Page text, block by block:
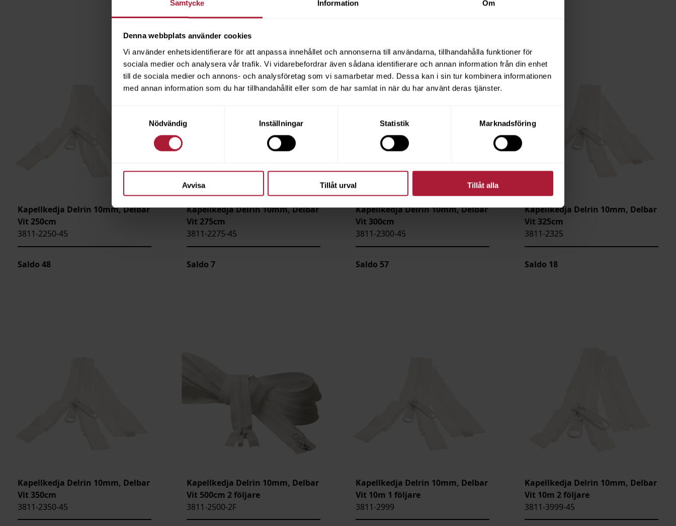
Samtycke Information Om
Denna webbplats använder cookies
Vi använder enhetsidentifierare för att anpassa innehållet och annonserna till användarna, tillhandahålla funktioner för
sociala medier och analysera vår trafik. Vi vidarebefordrar även sådana identifierare och annan information från din enhet
till de sociala medier och annons- och analysföretag som vi samarbetar med. Dessa kan i sin tur kombinera informationen
med annan information som du har tillhandahållit eller som de har samlat in när du har använt deras tjänster.
Nödvändig
Inställningar Statistik Marknadsföring
Avvisa Tillåt urval Tillåt alla
Kapellkedja Delrin 10mm, Delbar
Vit 250cm
3811-2250-45
Saldo 48
Kapellkedja Delrin 10mm, Delbar
Vit 275cm
3811-2275-45
Saldo 7
Kapellkedja Delrin 10mm, Delbar
Vit 300cm
3811-2300-45
Saldo 57
Kapellkedja Delrin 10mm, Delbar
Vit 325cm
3811-2325
Saldo 18
Kapellkedja Delrin 10mm, Delbar
Vit 350cm
3811-2350-45
Kapellkedja Delrin 10mm, Delbar
Vit 500cm 2 följare
3811-2500-2F
Kapellkedja Delrin 10mm, Delbar
Vit 10m 1 följare
3811-2999
Kapellkedja Delrin 10mm, Delbar
Vit 10m 2 följare
3811-3999-45